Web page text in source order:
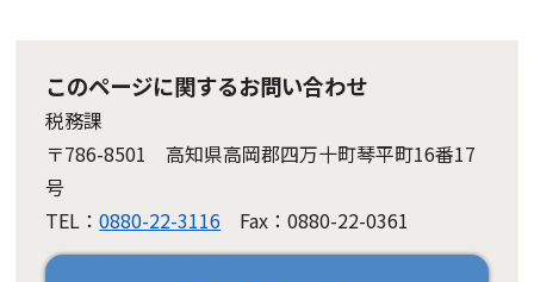
このページに関するお問い合わせ
税務課
〒786-8501 高知県高岡郡四万十町琴平町16番17
号
TEL：0880-22-3116 Fax：0880-22-0361